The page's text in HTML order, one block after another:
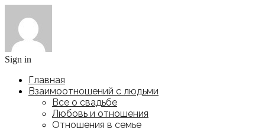
Sign in
Главная
Взаимоотношений с людьми
Все о свадьбе
Любовь и отношения
Отношения в семье